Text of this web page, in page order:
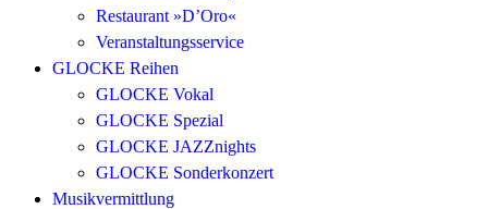
Restaurant »D’Oro«
Veranstaltungsservice
GLOCKE Reihen
GLOCKE Vokal
GLOCKE Spezial
GLOCKE JAZZnights
GLOCKE Sonderkonzert
Musikvermittlung